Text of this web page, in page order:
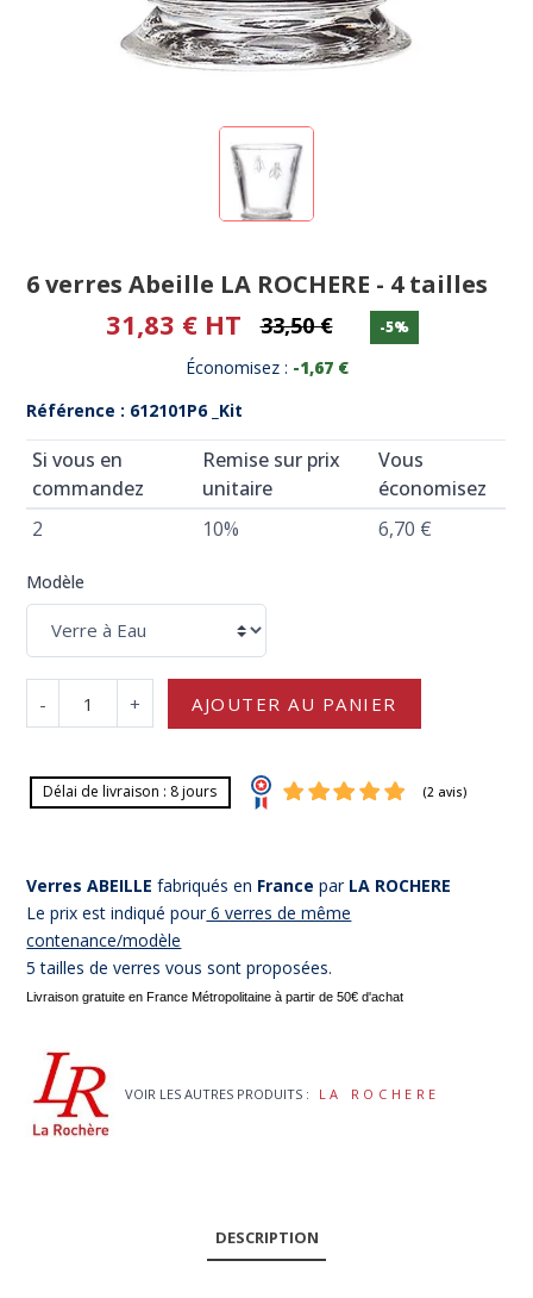
6 verres Abeille LA ROCHERE - 4 tailles
31,83 € HT 33,50 € -5%
Économisez : -1,67 €
Référence : 612101P6 _Kit
Si vous en
commandez
Remise sur prix
unitaire
Vous
économisez
2
10% 6,70 €
Modèle
- + AJOUTER AU PANIER
Délai de livraison : 8 jours
Verres ABEILLEfabriqués en FranceparLA ROCHERE
Le prix est indiqué pour6 verres de même
contenance/modèle
5 tailles de verres vous sont proposées.
Livraison gratuite en France Métropolitaine à partir de 50€ d'achat
VOIR LES AUTRES PRODUITS : LA ROCHERE
DESCRIPTION